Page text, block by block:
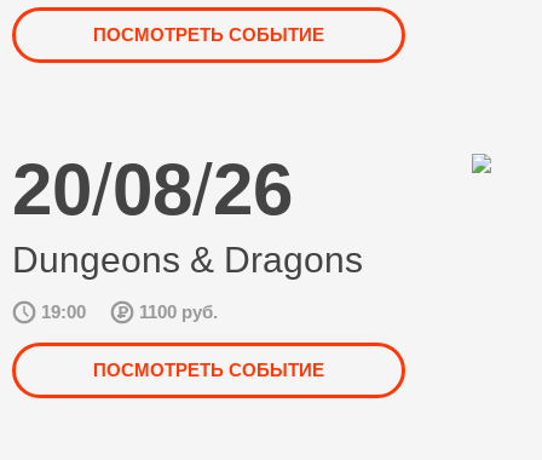
ПОСМОТРЕТЬ СОБЫТИЕ
20/08/26
Dungeons & Dragons
19:00 1100 руб.
ПОСМОТРЕТЬ СОБЫТИЕ